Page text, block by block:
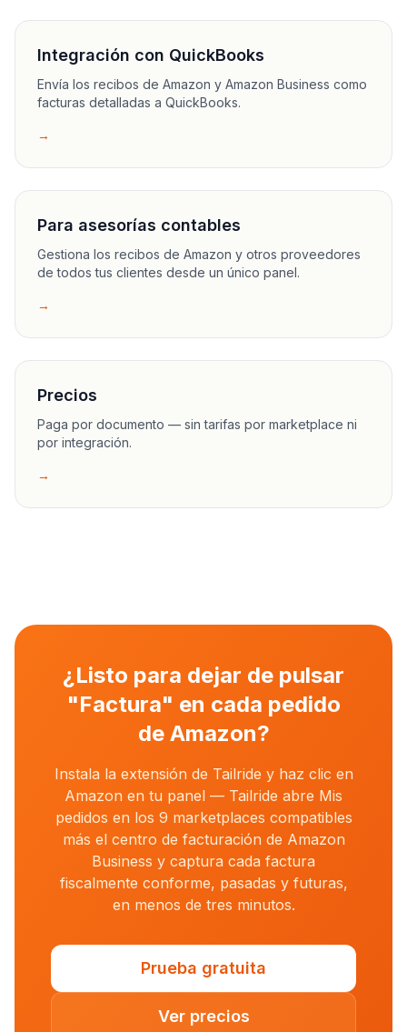
Integración con QuickBooks
Envía los recibos de Amazon y Amazon Business como
facturas detalladas a QuickBooks.
→
Para asesorías contables
Gestiona los recibos de Amazon y otros proveedores
de todos tus clientes desde un único panel.
→
Precios
Paga por documento — sin tarifas por marketplace ni
por integración.
→
¿Listo para dejar de pulsar
"Factura" en cada pedido
de Amazon?
Instala la extensión de Tailride y haz clic en
Amazon en tu panel — Tailride abre Mis
pedidos en los 9 marketplaces compatibles
más el centro de facturación de Amazon
Business y captura cada factura
fiscalmente conforme, pasadas y futuras,
en menos de tres minutos.
Prueba gratuita
Ver precios